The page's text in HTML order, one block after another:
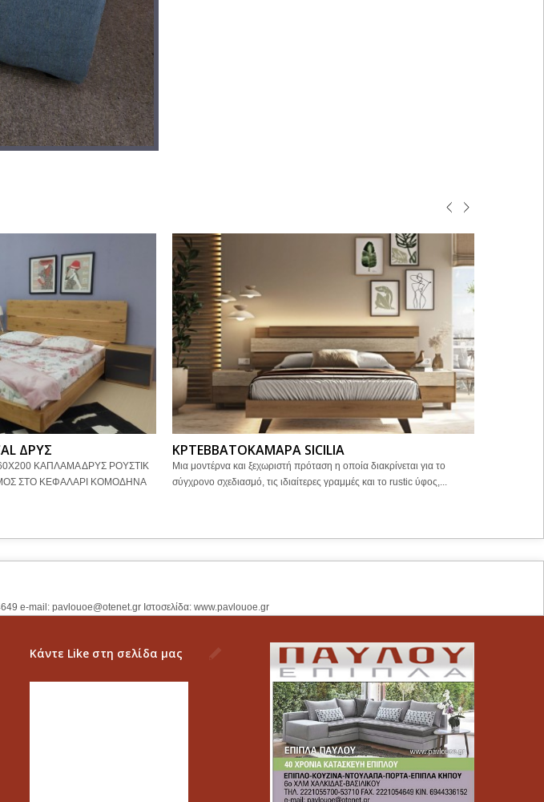
ΔΡΥΣ
ΚΑΠΛΑΜΑ ΔΡΥΣ ΡΟΥΣΤΙΚ
ΣΤΟ ΚΕΦΑΛΑΡΙ ΚΟΜΟΔΗΝΑ
ΚΡΤΕΒΒΑΤΟΚΑΜΑΡΑ SICILIA
Μια μοντέρνα και ξεχωριστή πρόταση η οποία διακρίνεται για το
σύγχρονο σχεδιασμό, τις ιδιαίτερες γραμμές και το rustic ύφος,...
e-mail: pavlouoe@otenet.gr Ιστοσελίδα: www.pavlouoe.gr
Κάντε Like στη σελίδα μας